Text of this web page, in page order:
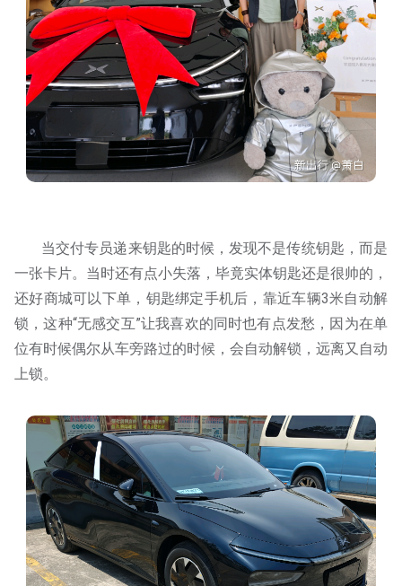
当交付专员递来钥匙的时候，发现不是传统钥匙，而是
一张卡片。当时还有点小失落，毕竟实体钥匙还是很帅的，
还好商城可以下单，钥匙绑定手机后，靠近车辆3米自动解
锁，这种“无感交互”让我喜欢的同时也有点发愁，因为在单
位有时候偶尔从车旁路过的时候，会自动解锁，远离又自动
上锁。